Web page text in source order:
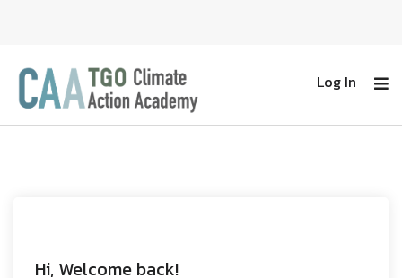
Log In
Hi, Welcome back!